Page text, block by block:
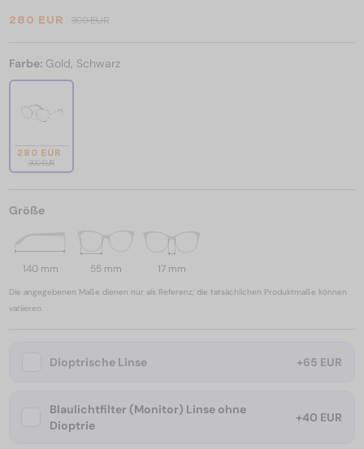
280 EUR 309 EUR
Farbe: Gold, Schwarz
280 EUR
309 EUR
Größe
140 mm 55 mm 17 mm
Die angegebenen Maße dienen nur als Referenz; die tatsächlichen Produktmaße können
variieren.
Dioptrische Linse +65 EUR
Blaulichtfilter (Monitor) Linse ohne
Dioptrie
+40 EUR